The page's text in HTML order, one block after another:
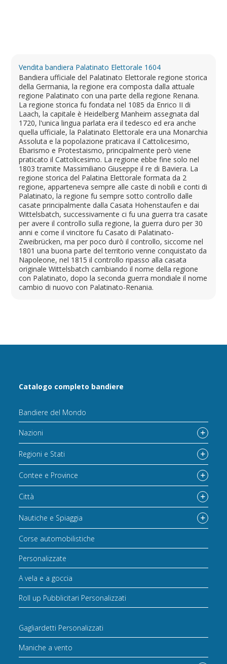
Vendita bandiera Palatinato Elettorale 1604
Bandiera ufficiale del Palatinato Elettorale regione storica
della Germania, la regione era composta dalla attuale
regione Palatinato con una parte della regione Renana.
La regione storica fu fondata nel 1085 da Enrico II di
Laach, la capitale è Heidelberg Manheim assegnata dal
1720, l'unica lingua parlata era il tedesco ed era anche
quella ufficiale, la Palatinato Elettorale era una Monarchia
Assoluta e la popolazione praticava il Cattolicesimo,
Ebarismo e Protestaismo, principalmente però viene
praticato il Cattolicesimo. La regione ebbe fine solo nel
1803 tramite Massimiliano Giuseppe il re di Baviera. La
regione storica del Palatina Elettorale formata da 2
regione, apparteneva sempre alle caste di nobili e conti di
Palatinato, la regione fu sempre sotto controllo dalle
casate principalmente dalla Casata Hohenstaufen e dai
Wittelsbatch, successivamente ci fu una guerra tra casate
per avere il controllo sulla regione, la guerra duro per 30
anni e come il vincitore fu Casato di Palatinato-
Zweibrücken, ma per poco durò il controllo, siccome nel
1801 una buona parte del territorio venne conquistato da
Napoleone, nel 1815 il controllo ripasso alla casata
originale Wittelsbatch cambiando il nome della regione
con Palatinato, dopo la seconda guerra mondiale il nome
cambio di nuovo con Palatinato-Renania.
Catalogo completo bandiere
Bandiere del Mondo
Nazioni
Regioni e Stati
Contee e Province
Città
Nautiche e Spiaggia
Corse automobilistiche
Personalizzate
A vela e a goccia
Roll up Pubblicitari Personalizzati
Gagliardetti Personalizzati
Maniche a vento